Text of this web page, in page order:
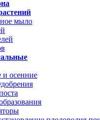
мыло
и осенние